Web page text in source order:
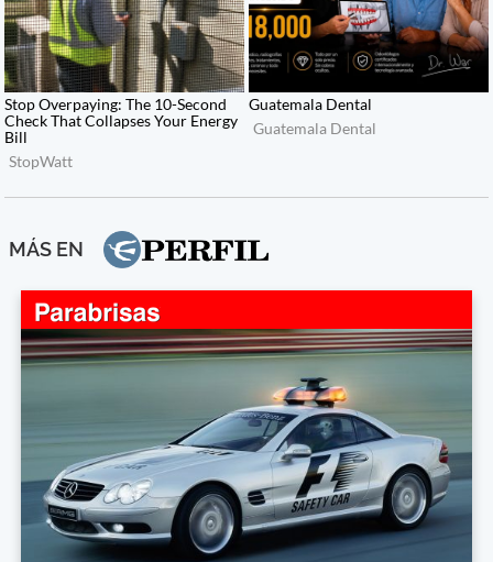
MÁS EN